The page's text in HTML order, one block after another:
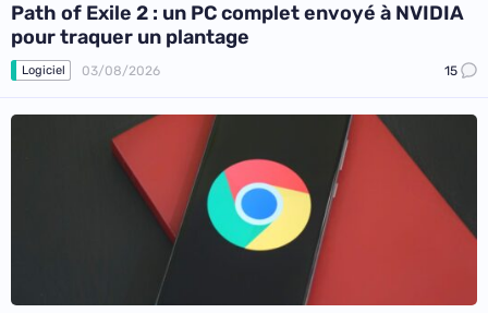
Path of Exile 2 : un PC complet envoyé à NVIDIA
pour traquer un plantage
Logiciel 03/08/2026 15